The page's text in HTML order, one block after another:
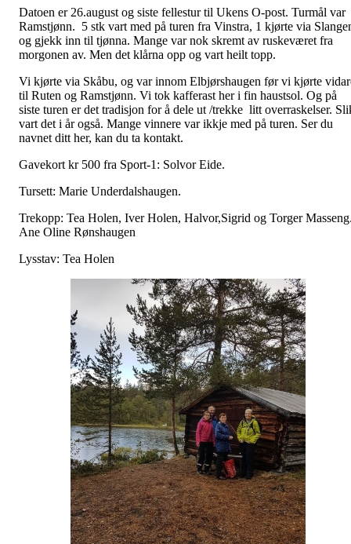
Datoen er 26.august og siste fellestur til Ukens O-post. Turmål var
Ramstjønn. 5 stk vart med på turen fra Vinstra, 1 kjørte via
og gjekk inn til tjønna. Mange var nok skremt av ruskeværet fra
morgonen av. Men det klårna opp og vart heilt topp.
Vi kjørte via Skåbu, og var innom Elbjørshaugen før vi kjørte
til Ruten og Ramstjønn. Vi tok kafferast her i fin haustsol. Og på
siste turen er det tradisjon for å dele ut /trekke litt overraskelser.
vart det i år også. Mange vinnere var ikkje med på turen. Ser du
navnet ditt her, kan du ta kontakt.
Gavekort kr 500 fra Sport-1: Solvor Eide.
Tursett: Marie Underdalshaugen.
Trekopp: Tea Holen, Iver Holen, Halvor,Sigrid og Torger
Ane Oline Rønshaugen
Lysstav: Tea Holen